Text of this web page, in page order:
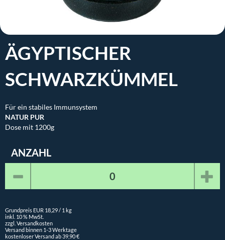
ÄGYPTISCHER
SCHWARZKÜMMEL
Für ein stabiles Immunsystem
NATUR PUR
Dose mit 1200g
ANZAHL
Grundpreis EUR 18,29 / 1 kg
inkl. 10 % MwSt.
zzgl. Versandkosten
Versand binnen 1-3 Werktage
kostenloser Versand ab 39,90 €